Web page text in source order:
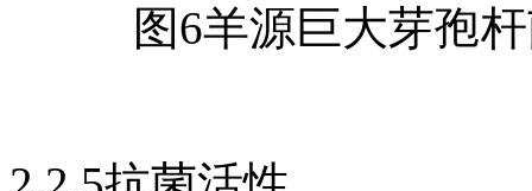
图6羊源巨大芽孢